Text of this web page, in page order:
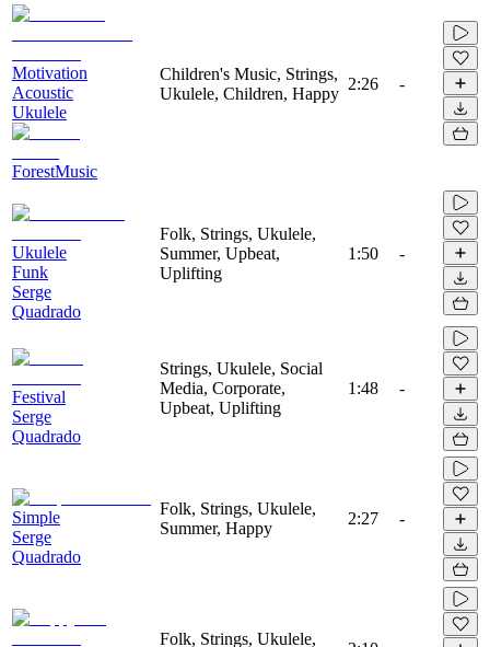
Motivation
Acoustic
Ukulele
ForestMusic
Children's Music, Strings,
Ukulele, Children, Happy
2:26 -
Ukulele
Funk
Serge
Quadrado
Folk, Strings, Ukulele,
Summer, Upbeat,
Uplifting
1:50 -
Festival
Serge
Quadrado
Strings, Ukulele, Social
Media, Corporate,
Upbeat, Uplifting
1:48 -
Simple
Serge
Quadrado
Folk, Strings, Ukulele,
Summer, Happy
2:27 -
Folk, Strings, Ukulele,